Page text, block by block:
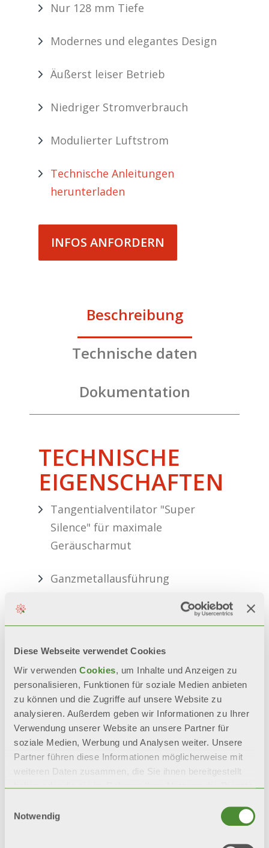
Diese Webseite verwendet Cookies
Wir verwenden Cookies, um Inhalte und Anzeigen zu
personalisieren, Funktionen für soziale Medien anbieten
zu können und die Zugriffe auf unsere Website zu
analysieren. Außerdem geben wir Informationen zu Ihrer
Verwendung unserer Website an unsere Partner für
soziale Medien, Werbung und Analysen weiter. Unsere
Partner führen diese Informationen möglicherweise mit
weiteren Daten zusammen, die Sie ihnen bereitgestellt
haben oder die sie im Rahmen Ihrer Nutzung der Dienste
Notwendig
Nur 128 mm Tiefe
Modernes und elegantes Design
Äußerst leiser Betrieb
Niedriger Stromverbrauch
Modulierter Luftstrom
Technische Anleitungen
herunterladen
INFOS ANFORDERN
Beschreibung
Technische daten
Dokumentation
TECHNISCHE
EIGENSCHAFTEN
Tangentialventilator "Super
Silence" für maximale
Geräuscharmut
Ganzmetallausführung
Wärmetauscher aus Kupfer-
Aluminium und Messingverteiler
mit integriertem Entlüfter
Wabenförmiger Luftfilter, der zur
Reinigung leicht
herausgenommen werden kann
3/4''-Eurokonus-
Hydraulikanschlüsse auf der
rechten Seite
Installationsschablone und